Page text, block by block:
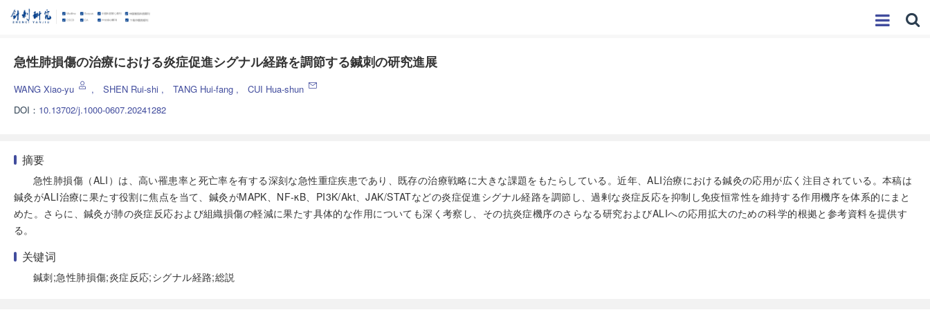
急性肺損傷の治療における炎症促進シグナル経路を調節する鍼刺の研究進展
WANG Xiao-yu , SHEN Rui-shi , TANG Hui-fang ,
CUI Hua-shun
DOI： 10.13702/j.1000-0607.20241282
摘要
急性肺損傷（ALI）は、高い罹患率と死亡率を有する深刻な急性重症疾患であり、既存の治療戦略に大きな課題をもたらしている。近年、ALI治療における鍼灸の応用が広く注目されている。本稿は
鍼灸がALI治療に果たす役割に焦点を当て、鍼灸がMAPK、NF-κB、PI3K/Akt、JAK/STATなどの炎症促進シグナル経路を調節し、過剰な炎症反応を抑制し免疫恒常性を維持する作用機序を体系的にまと
めた。さらに、鍼灸が肺の炎症反応および組織損傷の軽減に果たす具体的な作用についても深く考察し、その抗炎症機序のさらなる研究およびALIへの応用拡大のための科学的根拠と参考資料を提供す
る。
关键词
鍼刺;急性肺損傷;炎症反応;シグナル経路;総説